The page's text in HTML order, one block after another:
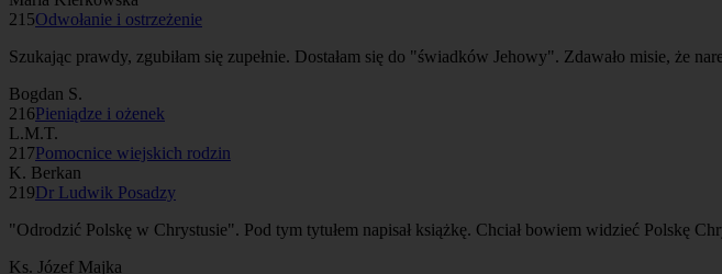
215Odwołanie i ostrzeżenie
Szukając prawdy, zgubiłam się zupełnie. Dostałam się do "świadków Jehowy". Zdawało misie, że
Bogdan S.
216Pieniądze i ożenek
L.M.T.
217Pomocnice wiejskich rodzin
K. Berkan
219Dr Ludwik Posadzy
"Odrodzić Polskę w Chrystusie". Pod tym tytułem napisał książkę. Chciał bowiem widzieć Polskę
Ks. Józef Majka